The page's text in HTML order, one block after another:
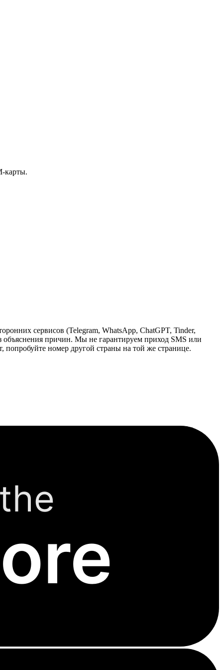
карты.
сервисов (Telegram, WhatsApp, ChatGPT, Tinder,
причин. Мы не гарантируем приход SMS или
номер другой страны на той же странице.